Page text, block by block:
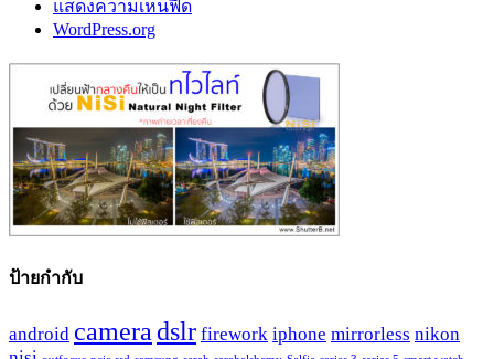
แสดงความเห็นฟีด
WordPress.org
ป้ายกำกับ
android camera dslr firework iphone mirrorless nikon